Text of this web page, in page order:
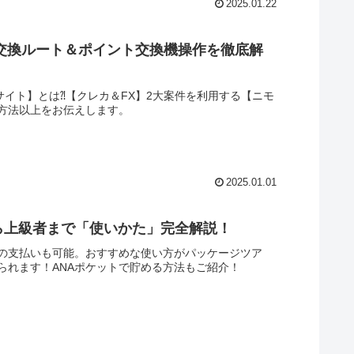
2025.01.22
ルート＆ポイント交換機操作を徹底解
ト】とは⁈【クレカ＆FX】2大案件を利用する【ニモ
以上をお伝えします。
2025.01.01
級者まで「使いかた」完全解説！
支払いも可能。おすすめな使い方がパッケージツア
ます！ANAポケットで貯める方法もご紹介！